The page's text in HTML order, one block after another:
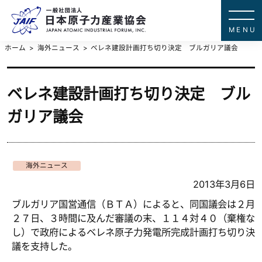
ホーム 海外ニュース ベレネ建設計画打ち切り決定 ブルガリア議会
ベレネ建設計画打ち切り決定 ブル
ガリア議会
海外ニュース
2013年3月6日
ブルガリア国営通信（ＢＴＡ）によると、同国議会は２月
２７日、３時間に及んだ審議の末、１１４対４０（棄権な
し）で政府によるベレネ原子力発電所完成計画打ち切り決
議を支持した。